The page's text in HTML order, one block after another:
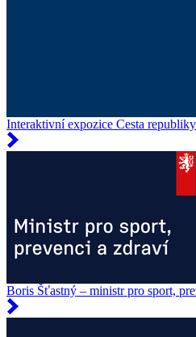
Interaktivní expozice Cesta republiky
Boris Šťastný – ministr pro sport,